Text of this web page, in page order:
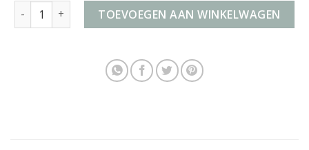
55x35x25 koffer aantalTOEVOEGEN AAN WINKELWAGEN